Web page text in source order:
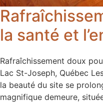
la santé et
Rafraîchissement doux
Lac St-Joseph, Québec
la beauté du site se
magnifique demeure,